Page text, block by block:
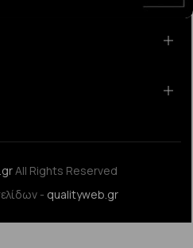
All Rights Reserved
- qualityweb.gr